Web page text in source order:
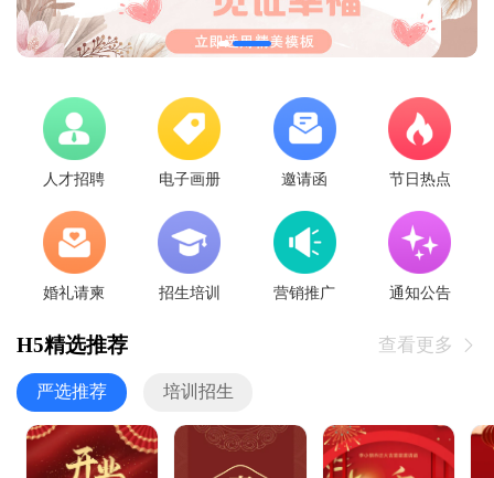
人才招聘 电子画册 邀请函 节日热点
婚礼请柬 招生培训 营销推广 通知公告
H5精选推荐 查看更多 
严选推荐 培训招生